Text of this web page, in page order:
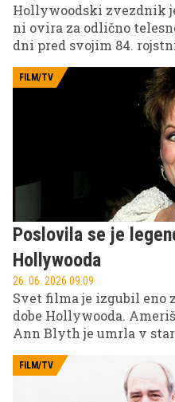
Hollywoodski zvezdnik
ni ovira za odlično
dni pred svojim 84.
Angelesa, kjer je s svojo
navdušil številne
FILM/TV
Poslovila se je
Hollywooda
26. 06. 2026 09.09
Svet filma je izgubil
dobe Hollywooda.
Ann Blyth je umrla v
FILM/TV